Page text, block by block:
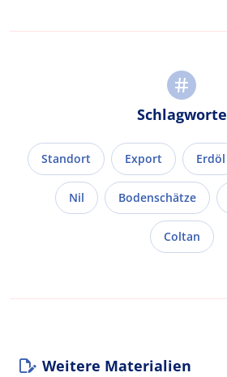
Schlagworte
Standort Export Erdöl
Nil Bodenschätze
Coltan
Weitere Materialien